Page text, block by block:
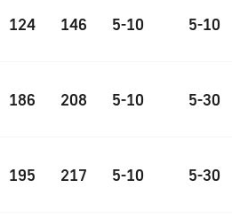
124 146 5-10 5-10
186 208 5-10 5-30
195 217 5-10 5-30